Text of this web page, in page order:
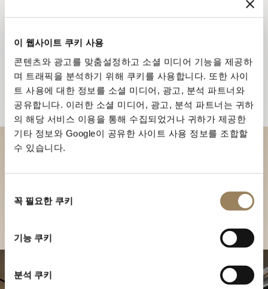
이 웹사이트 쿠키 사용
콘텐츠와 광고를 맞춤설정하고 소셜 미디어 기능을 제공하
며 트래픽을 분석하기 위해 쿠키를 사용합니다. 또한 사이
트 사용에 대한 정보를 소셜 미디어, 광고, 분석 파트너와
공유합니다. 이러한 소셜 미디어, 광고, 분석 파트너는 귀하
의 해당 서비스 이용을 통해 수집되었거나 귀하가 제공한
기타 정보와 Google이 공유한 사이트 사용 정보를 조합할
수 있습니다.
꼭 필요한 쿠키
기능 쿠키
분석 쿠키